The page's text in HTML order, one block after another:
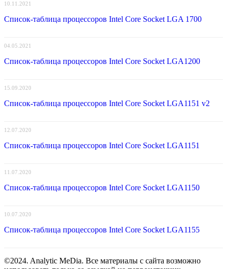
10.11.2021
Список-таблица процессоров Intel Core Socket LGA 1700
04.05.2021
Список-таблица процессоров Intel Core Socket LGA1200
15.09.2020
Список-таблица процессоров Intel Core Socket LGA1151 v2
12.07.2020
Список-таблица процессоров Intel Core Socket LGA1151
11.07.2020
Список-таблица процессоров Intel Core Socket LGA1150
10.07.2020
Список-таблица процессоров Intel Core Socket LGA1155
©2024. Analytic MeDia. Все материалы с сайта возможно